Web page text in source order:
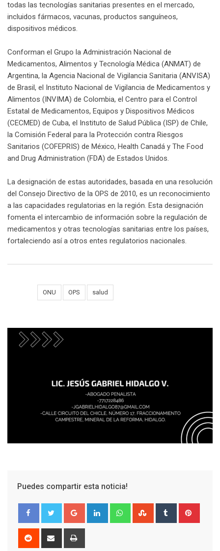
todas las tecnologías sanitarias presentes en el mercado,
incluidos fármacos, vacunas, productos sanguíneos,
dispositivos médicos.
Conforman el Grupo la Administración Nacional de
Medicamentos, Alimentos y Tecnología Médica (ANMAT) de
Argentina, la Agencia Nacional de Vigilancia Sanitaria (ANVISA)
de Brasil, el Instituto Nacional de Vigilancia de Medicamentos y
Alimentos (INVIMA) de Colombia, el Centro para el Control
Estatal de Medicamentos, Equipos y Dispositivos Médicos
(CECMED) de Cuba, el Instituto de Salud Pública (ISP) de Chile,
la Comisión Federal para la Protección contra Riesgos
Sanitarios (COFEPRIS) de México, Health Canadá y The Food
and Drug Administration (FDA) de Estados Unidos.
La designación de estas autoridades, basada en una resolución
del Consejo Directivo de la OPS de 2010, es un reconocimiento
a las capacidades regulatorias en la región. Esta designación
fomenta el intercambio de información sobre la regulación de
medicamentos y otras tecnologías sanitarias entre los países,
fortaleciendo así a otros entes regulatorios nacionales.
ONU OPS salud
Puedes compartir esta noticia!
Google+ LinkedIn WhatsappStumbleUpon
Tumblr
Reddit
Share